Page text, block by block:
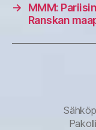
→
MMM:
Ranskan